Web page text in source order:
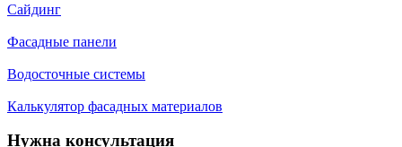
Сайдинг
Фасадные панели
Водосточные системы
Калькулятор фасадных материалов
Нужна консультация